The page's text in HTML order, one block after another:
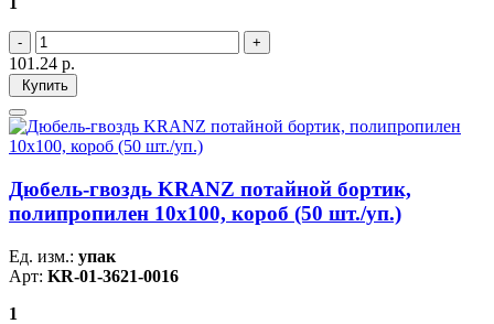
101.24 р.
Купить
Дюбель-гвоздь KRANZ потайной бортик,
полипропилен 10х100, короб (50 шт./уп.)
Ед. изм.: упак
Арт: KR-01-3621-0016
1